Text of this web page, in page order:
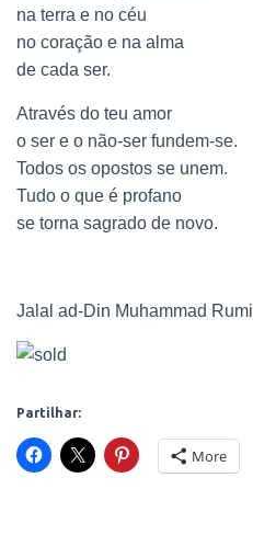
na terra e no céu
no coração e na alma
de cada ser.
Através do teu amor
o ser e o não-ser fundem-se.
Todos os opostos se unem.
Tudo o que é profano
se torna sagrado de novo.
Jalal ad-Din Muhammad Rumi
Partilhar:
More